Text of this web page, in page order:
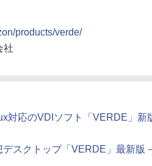
products/verde/
社
対応のVDIソフト「VERDE」新
スクトップ「VERDE」最新版